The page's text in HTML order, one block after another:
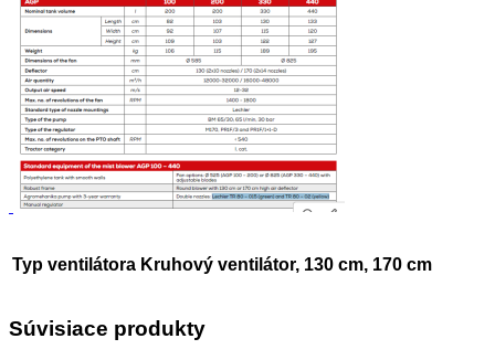
Typ ventilátora Kruhový ventilátor, 130 cm, 170 cm
Súvisiace produkty